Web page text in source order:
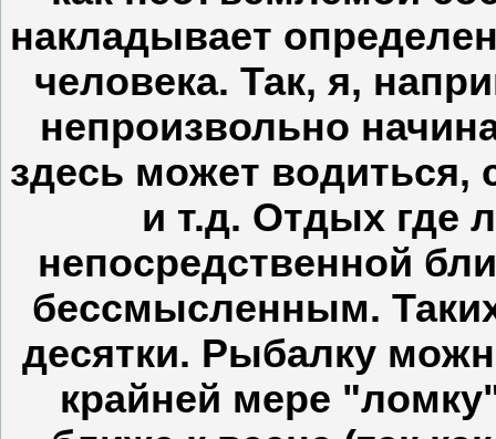
накладывает
человека. Так, я,
непроизвольно
здесь может водиться,
и т.д. Отдых где
непосредственной
бессмысленным.
десятки. Рыбалку
крайней мере